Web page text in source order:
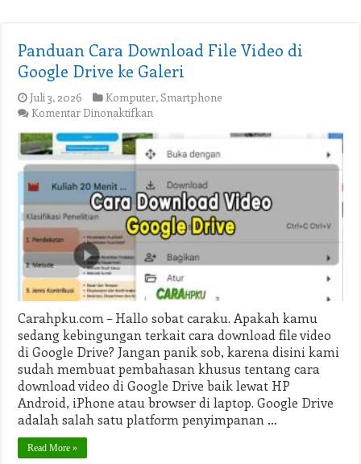
Panduan Cara Download File Video di
Google Drive ke Galeri
Juli 3, 2026 Komputer,Smartphone
Komentar Dinonaktifkan
Cara
Download
Video
di
Google
Drive
Galeri
Carahpku.com – Hallo sobat caraku. Apakah kamu
sedang kebingungan terkait cara download file video
di Google Drive? Jangan panik sob, karena disini kami
sudah membuat pembahasan khusus tentang cara
download video di Google Drive baik lewat HP
Android, iPhone atau browser di laptop. Google Drive
adalah salah satu platform penyimpanan …
Read More »